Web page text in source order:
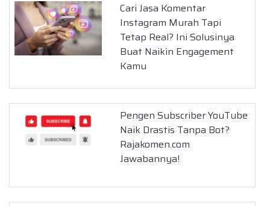
Cari Jasa Komentar
Instagram Murah Tapi
Tetap Real? Ini Solusinya
Buat Naikin Engagement
Kamu
Pengen Subscriber YouTube
Naik Drastis Tanpa Bot?
Rajakomen.com
Jawabannya!